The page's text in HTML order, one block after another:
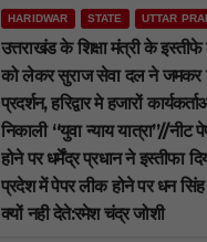
HARIDWAR STATE UTTAR
उत्तराखंड के शिक्षा मंत्री के इस्तीफे
को लेकर सुराज सेवा दल ने जमकर
प्रदर्शन, हरिद्वार मे हजारों
निकाली “युवा न्याय यात्रा”//नीट
होने पर धर्मेंद्र प्रधान ने इस्तीफा
प्रदेश में पेपर लीक होने पर धन सिंह
क्यों नही देते:रमेश चंद्र जोशी